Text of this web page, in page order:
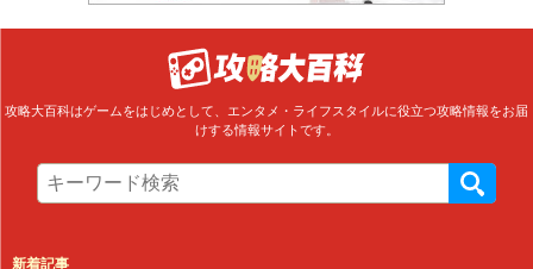
攻略大百科はゲームをはじめとして、エンタメ・ライフスタイルに役立つ攻略情報をお届
けする情報サイトです。
新着記事